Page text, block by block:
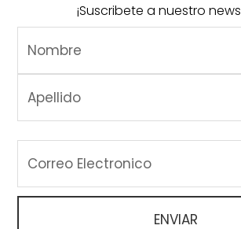
¡Suscribete a nuestro